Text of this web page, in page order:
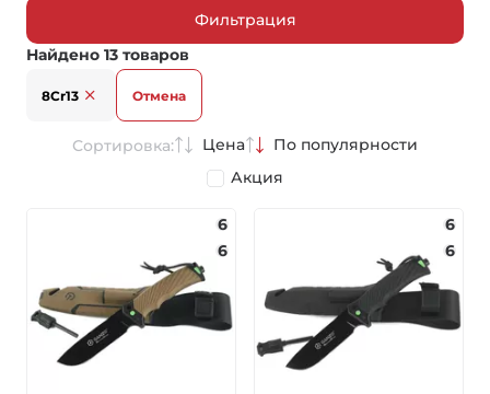
Фильтрация
Найдено 13 товаров
8Cr13 Отмена
Сортировка: Цена
По популярности
Акция
6
6
6
6